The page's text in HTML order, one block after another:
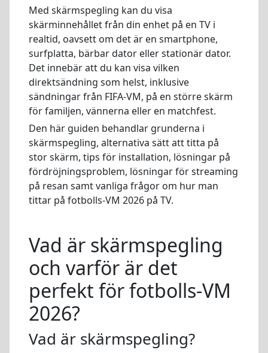
Med skärmspegling kan du visa
skärminnehållet från din enhet på en TV i
realtid, oavsett om det är en smartphone,
surfplatta, bärbar dator eller stationär dator.
Det innebär att du kan visa vilken
direktsändning som helst, inklusive
sändningar från FIFA-VM, på en större skärm
för familjen, vännerna eller en matchfest.
Den här guiden behandlar grunderna i
skärmspegling, alternativa sätt att titta på
stor skärm, tips för installation, lösningar på
fördröjningsproblem, lösningar för streaming
på resan samt vanliga frågor om hur man
tittar på fotbolls-VM 2026 på TV.
Vad är skärmspegling
och varför är det
perfekt för fotbolls-VM
2026?
Vad är skärmspegling?